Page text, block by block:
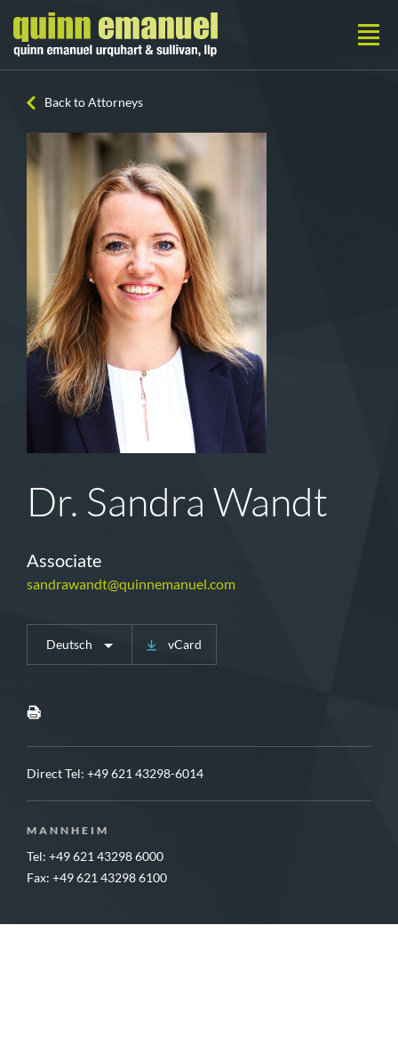
Back to Attorneys
Dr. Sandra Wandt
Associate
sandrawandt@quinnemanuel.com
Deutsch vCard
Direct Tel: +49 621 43298-6014
MANNHEIM
Tel: +49 621 43298 6000
Fax: +49 621 43298 6100